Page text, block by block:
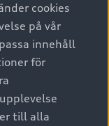
cookies
på vår
innehåll
för
till alla